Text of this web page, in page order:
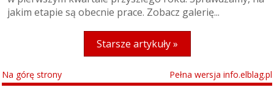
jakim etapie są obecnie prace. Zobacz galerię...
Starsze artykuły »
Na górę strony Pełna wersja info.elblag.pl